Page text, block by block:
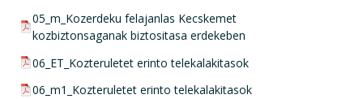
pdf csatolmány:
05_m_Kozerdeku felajanlas Kecskemet
kozbiztonsaganak biztositasa erdekeben
pdf csatolmány:
06_ET_Kozteruletet erinto telekalakitasok
pdf csatolmány:
06_m1_Kozteruletet erinto telekalakitasok